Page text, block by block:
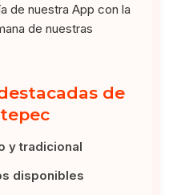
de nuestra App con la
de nuestras
de
y tradicional
disponibles